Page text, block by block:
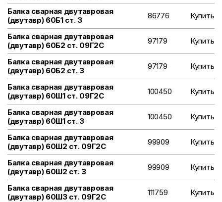
Балка сварная двутавровая
(двутавр) 60Б1 ст. 3
86776 Купить
Балка сварная двутавровая
(двутавр) 60Б2 ст. 09Г2С
97179 Купить
Балка сварная двутавровая
(двутавр) 60Б2 ст. 3
97179 Купить
Балка сварная двутавровая
(двутавр) 60Ш1 ст. 09Г2С
100450 Купить
Балка сварная двутавровая
(двутавр) 60Ш1 ст. 3
100450 Купить
Балка сварная двутавровая
(двутавр) 60Ш2 ст. 09Г2С
99909 Купить
Балка сварная двутавровая
(двутавр) 60Ш2 ст. 3
99909 Купить
Балка сварная двутавровая
(двутавр) 60Ш3 ст. 09Г2С
111759 Купить